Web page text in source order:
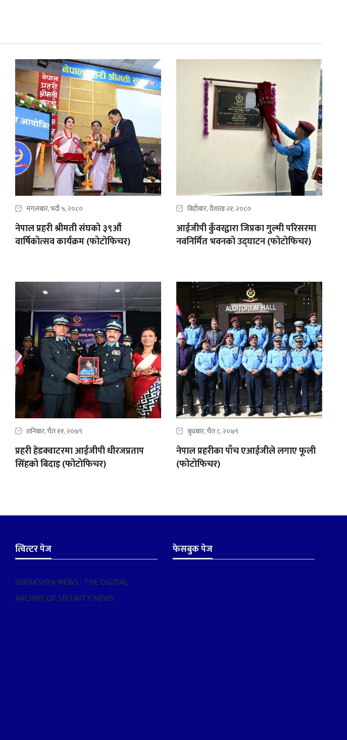
मंगलबार, भदौ ५, २०८०
नेपाल प्रहरी श्रीमती संघको ३९औं
वार्षिकोत्सव कार्यक्रम (फोटोफिचर)
बिहीबार, वैशाख २१, २०८०
आईजीपी कुँवरद्वारा जिप्रका गुल्मी परिसरमा
नवनिर्मित भवनको उद्‍घाटन (फोटोफिचर)
शनिबार, चैत ११, २०७९
प्रहरी हेडक्वाटरमा आईजीपी धीरजप्रताप
सिंहको बिदाइ (फोटोफिचर)
बुधबार, चैत ८, २०७९
नेपाल प्रहरीका पाँच एआईजीले लगाए फूली
(फोटोफिचर)
त्वित्टर पेज
SURAKSHYA NEWS : THE DIGITAL
ARCHIVE OF SECURITY NEWS
फेसबुक पेज